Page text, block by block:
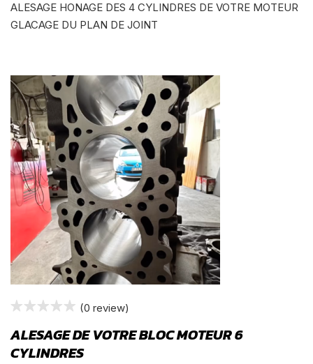
ALESAGE HONAGE DES 4 CYLINDRES DE VOTRE MOTEUR
GLACAGE DU PLAN DE JOINT
(0 review)
ALESAGE DE VOTRE BLOC MOTEUR 6
CYLINDRES